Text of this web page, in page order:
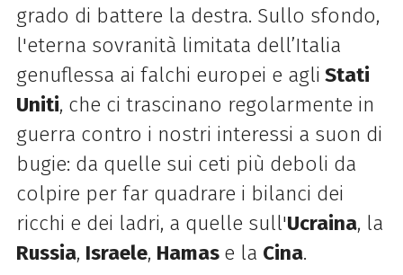
grado di battere la destra. Sullo sfondo,
l'eterna sovranità limitata dell’Italia
genuflessa ai falchi europei e agli Stati
Uniti, che ci trascinano regolarmente in
guerra contro i nostri interessi a suon di
bugie: da quelle sui ceti più deboli da
colpire per far quadrare i bilanci dei
ricchi e dei ladri, a quelle sull'Ucraina, la
Russia, Israele, Hamas e la Cina.